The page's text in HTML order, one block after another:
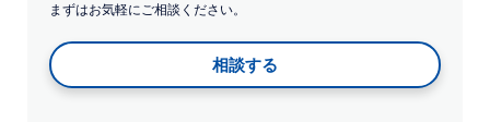
まずはお気軽にご相談ください。
相談する